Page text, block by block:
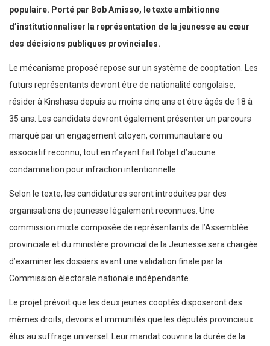
populaire. Porté par Bob Amisso, le texte ambitionne
d’institutionnaliser la représentation de la jeunesse au cœur
des décisions publiques provinciales.
Le mécanisme proposé repose sur un système de cooptation. Les
futurs représentants devront être de nationalité congolaise,
résider à Kinshasa depuis au moins cinq ans et être âgés de 18 à
35 ans. Les candidats devront également présenter un parcours
marqué par un engagement citoyen, communautaire ou
associatif reconnu, tout en n’ayant fait l’objet d’aucune
condamnation pour infraction intentionnelle.
Selon le texte, les candidatures seront introduites par des
organisations de jeunesse légalement reconnues. Une
commission mixte composée de représentants de l’Assemblée
provinciale et du ministère provincial de la Jeunesse sera chargée
d’examiner les dossiers avant une validation finale par la
Commission électorale nationale indépendante.
Le projet prévoit que les deux jeunes cooptés disposeront des
mêmes droits, devoirs et immunités que les députés provinciaux
élus au suffrage universel. Leur mandat couvrira la durée de la